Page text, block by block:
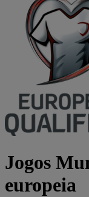
Jogos
europeia